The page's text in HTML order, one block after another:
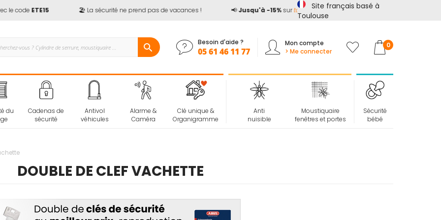
codeETE15 🏖️ La sécurité ne prend pas de vacances ! Jusqu'à -15%surtout le site*avec le codeETE15
Site français basé à
Toulouse
Besoin d'aide ?
05 61 46 11 77
Mon compte
> Me connecter
Mon panier
0
du
Cadenas de
sécurité
Antivol
véhicules
Alarme &
Caméra
Clé unique &
Organigramme
Anti
nuisible
Moustiquaire
fenêtres et portes
Sécurité
bébé
DOUBLE DE CLEF VACHETTE